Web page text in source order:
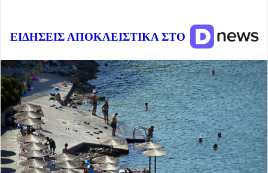
ΕΙΔΗΣΕΙΣ ΑΠΟΚΛΕΙΣΤΙΚΑ ΣΤΟ